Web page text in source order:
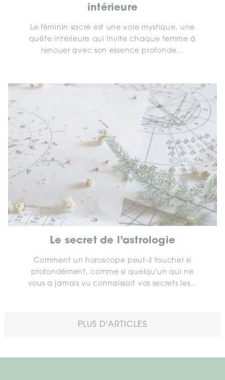
intérieure
Le féminin sacré est une voie mystique, une
quête intérieure qui invite chaque femme à
renouer avec son essence profonde...
Le secret de l’astrologie
Comment un horoscope peut-il toucher si
profondément, comme si quelqu'un qui ne
vous a jamais vu connaissait vos secrets les...
PLUS D'ARTICLES